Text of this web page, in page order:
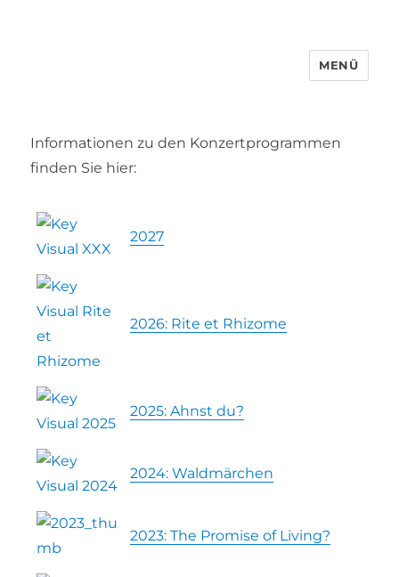
MENÜ
Informationen zu den Konzertprogrammen
finden Sie hier:
2027
2026: Rite et Rhizome
2025: Ahnst du?
2024: Waldmärchen
2023: The Promise of Living?